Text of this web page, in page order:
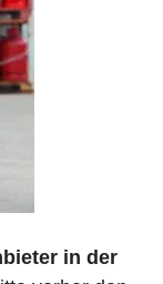
in der